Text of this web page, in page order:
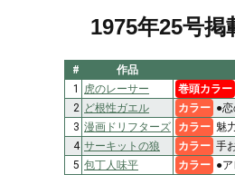
1975年25号掲
# 作品
1
虎のレーサー 巻頭カラー
2 ど根性ガエル カラー ●
3 漫画ドリフターズ カラー 魅
4 サーキットの狼 カラー 手
5 包丁人味平 カラー ●